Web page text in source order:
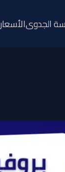
الجدوىالأسعار